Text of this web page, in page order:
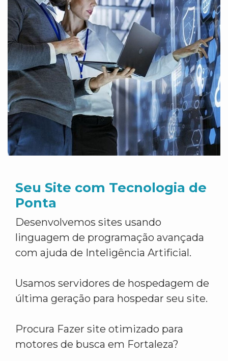
Seu Site com Tecnologia de
Ponta
Desenvolvemos sites usando
linguagem de programação avançada
com ajuda de Inteligência Artificial.
Usamos servidores de hospedagem de
última geração para hospedar seu site.
Procura Fazer site otimizado para
motores de busca em Fortaleza?